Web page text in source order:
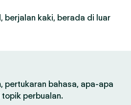
berjalan kaki, berada di luar
pertukaran bahasa, apa-apa
perbualan.